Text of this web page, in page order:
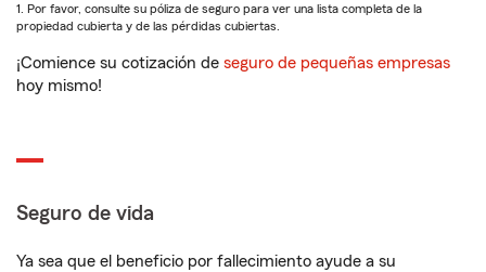
1. Por favor, consulte su póliza de seguro para ver una lista completa de la
propiedad cubierta y de las pérdidas cubiertas.
¡Comience su cotización de seguro de pequeñas empresas
hoy mismo!
Seguro de vida
Ya sea que el beneficio por fallecimiento ayude a su